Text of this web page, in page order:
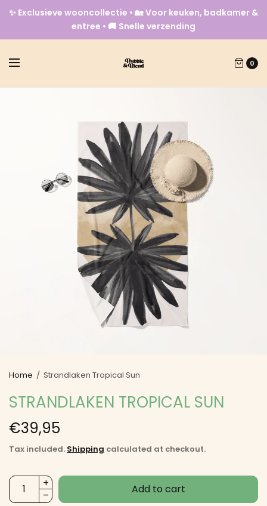
✨ Exclusieve wooncollectie • 🏡 Voor keuken, badkamer &
entree • 🚚 Snelle verzending
0
Home / Strandlaken Tropical Sun
STRANDLAKEN TROPICAL SUN
€39,95
Tax included. Shipping calculated at checkout.
Add to cart